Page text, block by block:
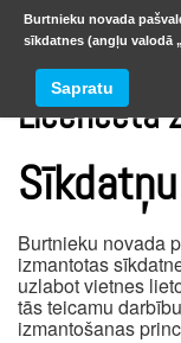
Licencētā
Burtnieku novada
izmantotas
uzlabot vietnes
tās teicamu
izmantošanas
Burtnieku novada
sīkdatnes (angļu valodā
Sapratu